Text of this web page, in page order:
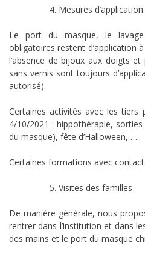
Mesures
Le port du masque, le
obligatoires restent d’application
l’absence de bijoux aux doigts
sans vernis sont toujours
autorisé).
Certaines activités avec les tiers
4/10/2021 : hippothérapie,
du masque), fête d’Halloween, …..
Certaines formations avec
Visites des familles
De manière générale, nous
rentrer dans l’institution et dans
des mains et le port du masque